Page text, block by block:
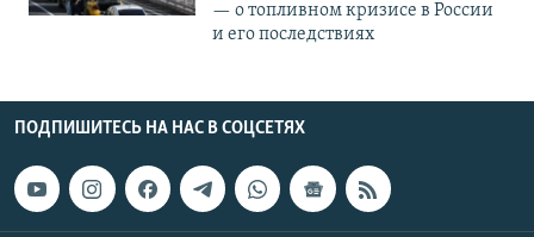
— о топливном кризисе в России
и его последствиях
ПОДПИШИТЕСЬ НА НАС В СОЦСЕТЯХ